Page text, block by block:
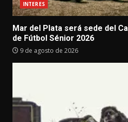
INTERES
Mar del Plata será sede del
de Fútbol Sénior 2026
9 de agosto de 2026